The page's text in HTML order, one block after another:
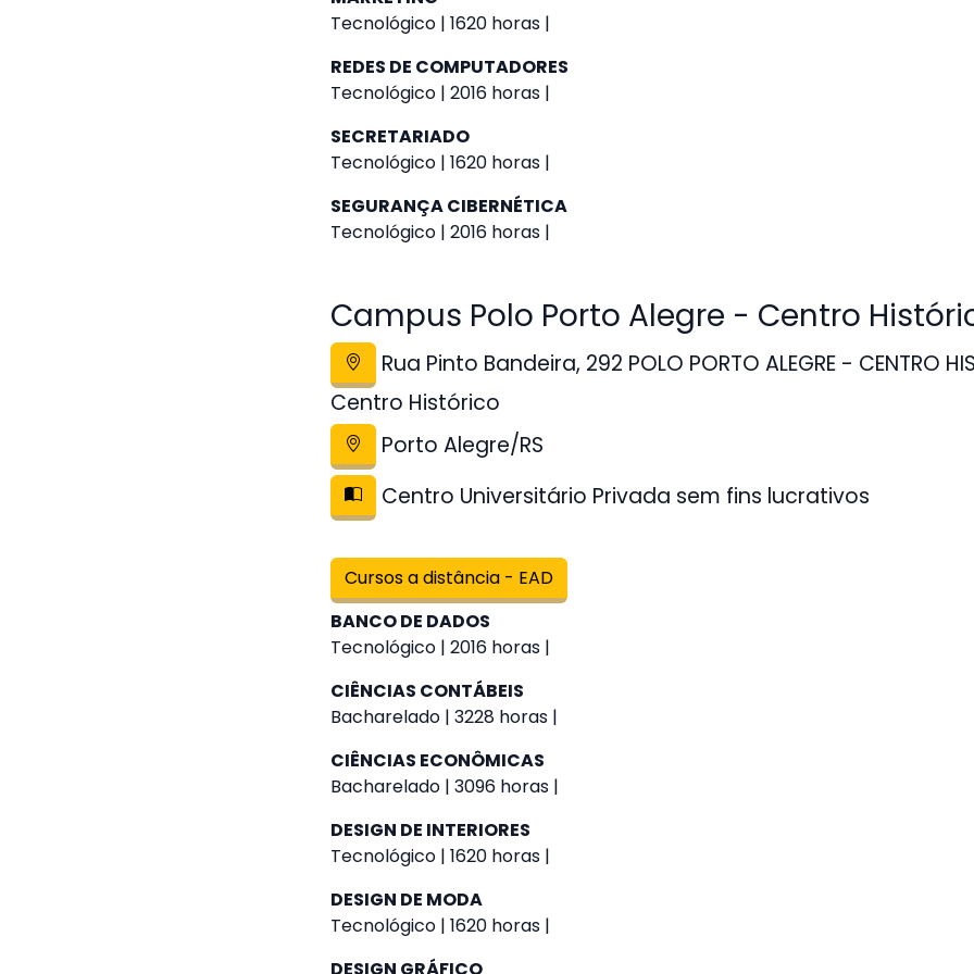
Tecnológico | 1620 horas |
REDES DE COMPUTADORES
Tecnológico | 2016 horas |
SECRETARIADO
Tecnológico | 1620 horas |
SEGURANÇA CIBERNÉTICA
Tecnológico | 2016 horas |
Campus Polo Porto Alegre - Centro
Rua Pinto Bandeira, 292 POLO PORTO ALEGRE - CENTRO
Centro Histórico
Porto Alegre/RS
Centro Universitário Privada sem fins lucrativos
Cursos a distância - EAD
BANCO DE DADOS
Tecnológico | 2016 horas |
CIÊNCIAS CONTÁBEIS
Bacharelado | 3228 horas |
CIÊNCIAS ECONÔMICAS
Bacharelado | 3096 horas |
DESIGN DE INTERIORES
Tecnológico | 1620 horas |
DESIGN DE MODA
Tecnológico | 1620 horas |